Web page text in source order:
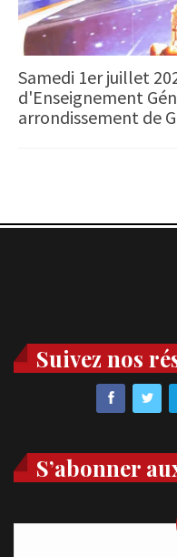
Samedi 1er juillet
d'Enseignement
arrondissement de
Suivez nos
S’abonner